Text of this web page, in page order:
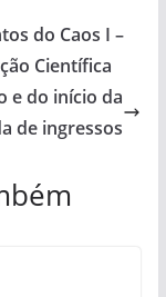
do Caos I –
Científica
e do início da
de ingressos